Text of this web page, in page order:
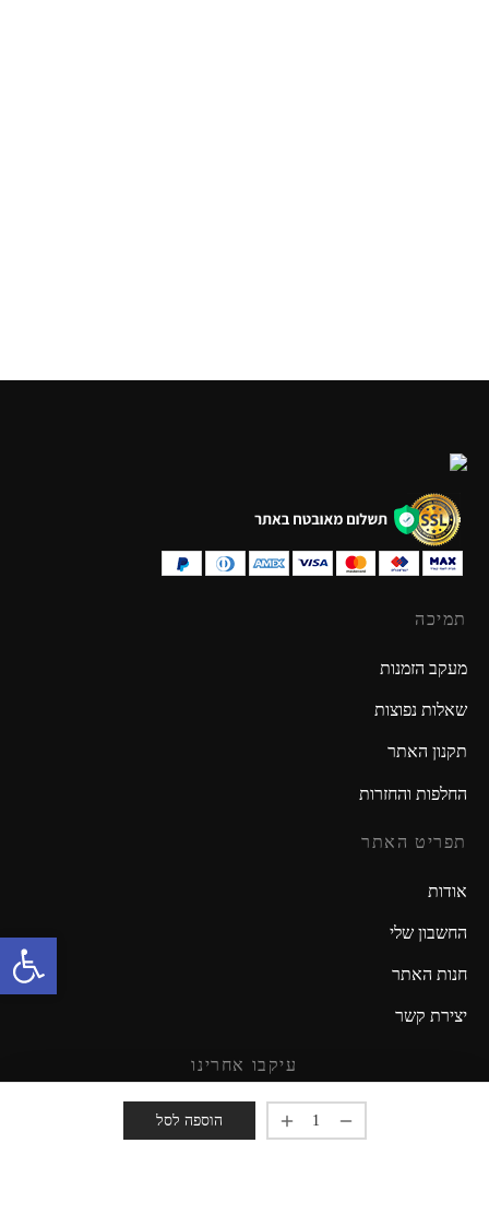
פתח סרגל נגישות
הוספה לסל
תמיכה
מעקב הזמנות
שאלות נפוצות
תקנון האתר
החלפות והחזרות
תפריט האתר
אודות
החשבון שלי
חנות האתר
יצירת קשר
עיקבו אחרינו
מזמינים אתכם להישאר מעודכנים!